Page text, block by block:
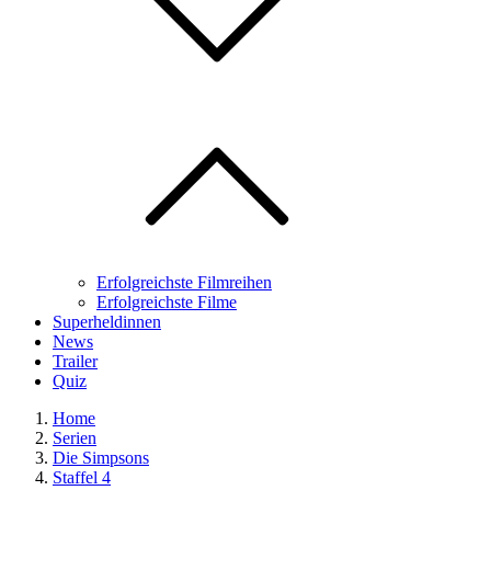
Erfolgreichste Filmreihen
Erfolgreichste Filme
Superheldinnen
News
Trailer
Quiz
Home
Serien
Die Simpsons
Staffel 4